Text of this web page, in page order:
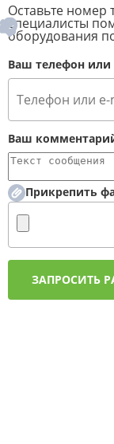
Оставьте номер
специалисты
оборудования
Ваш телефон или
Ваш
Прикрепить
ЗАПРОСИТЬ